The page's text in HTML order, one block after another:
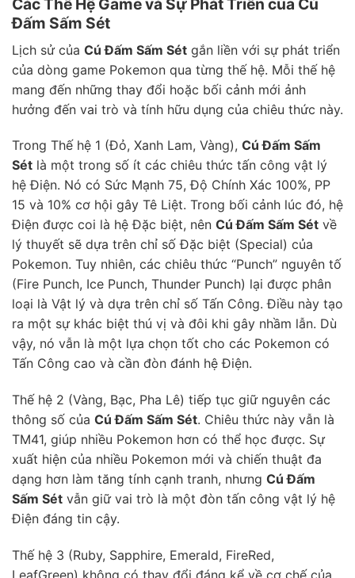
Các Thế Hệ Game và Sự Phát Triển của Cú
Đấm Sấm Sét
Lịch sử của Cú Đấm Sấm Sét gắn liền với sự phát triển
của dòng game Pokemon qua từng thế hệ. Mỗi thế hệ
mang đến những thay đổi hoặc bối cảnh mới ảnh
hưởng đến vai trò và tính hữu dụng của chiêu thức này.
Trong Thế hệ 1 (Đỏ, Xanh Lam, Vàng), Cú Đấm Sấm
Sét là một trong số ít các chiêu thức tấn công vật lý
hệ Điện. Nó có Sức Mạnh 75, Độ Chính Xác 100%, PP
15 và 10% cơ hội gây Tê Liệt. Trong bối cảnh lúc đó, hệ
Điện được coi là hệ Đặc biệt, nên Cú Đấm Sấm Sét về
lý thuyết sẽ dựa trên chỉ số Đặc biệt (Special) của
Pokemon. Tuy nhiên, các chiêu thức “Punch” nguyên tố
(Fire Punch, Ice Punch, Thunder Punch) lại được phân
loại là Vật lý và dựa trên chỉ số Tấn Công. Điều này tạo
ra một sự khác biệt thú vị và đôi khi gây nhầm lẫn. Dù
vậy, nó vẫn là một lựa chọn tốt cho các Pokemon có
Tấn Công cao và cần đòn đánh hệ Điện.
Thế hệ 2 (Vàng, Bạc, Pha Lê) tiếp tục giữ nguyên các
thông số của Cú Đấm Sấm Sét. Chiêu thức này vẫn là
TM41, giúp nhiều Pokemon hơn có thể học được. Sự
xuất hiện của nhiều Pokemon mới và chiến thuật đa
dạng hơn làm tăng tính cạnh tranh, nhưng Cú Đấm
Sấm Sét vẫn giữ vai trò là một đòn tấn công vật lý hệ
Điện đáng tin cậy.
Thế hệ 3 (Ruby, Sapphire, Emerald, FireRed,
LeafGreen) không có thay đổi đáng kể về cơ chế của